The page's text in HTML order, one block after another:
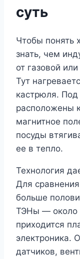
суть
Чтобы понять
знать, чем
от газовой
Тут
кастрюля. Под
расположены
магнитное
посуды
ее в тепло.
Технология
Для
больше
ТЭНы ― около
приходится
электроника.
датчиков,